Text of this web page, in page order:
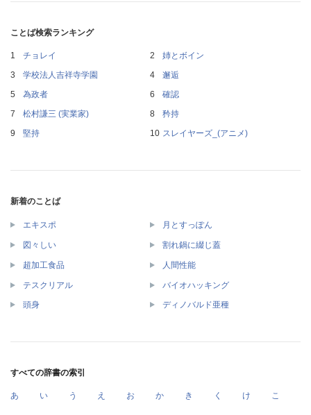
ことば検索ランキング
チョレイ
姉とボイン
学校法人吉祥寺学園
邂逅
為政者
確認
松村謙三 (実業家)
矜持
堅持
スレイヤーズ_(アニメ)
新着のことば
エキスポ 月とすっぽん
図々しい 割れ鍋に綴じ蓋
超加工食品 人間性能
テスクリアル バイオハッキング
頭身 ディノバルド亜種
すべての辞書の索引
あ い う え お か き く け こ